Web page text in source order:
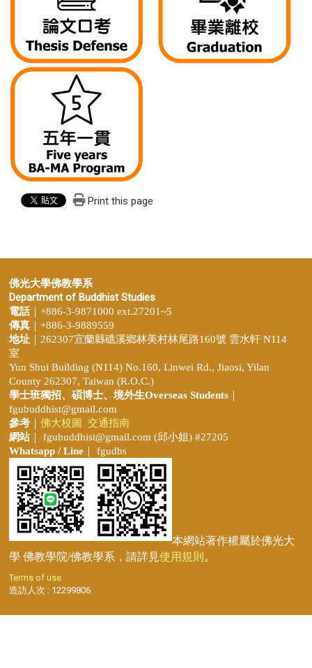
Print this page
佛光大學佛教學系
Department of Buddhist Studies
電話｜+886-3-9871000 ext.27201~5
傳真 ｜+886-3-9889559
地址 ｜262307宜蘭縣礁溪鄉林美村林尾路160號 雲水軒 N114
室
Yun Shui Building (N114) No.160, Linwei Rd., Jiaosi, Yilan
County 262307, Taiwan (R.O.C.)
學士班獨招、 碩博士、境外生Overseas Students
fgubuddhist@gmail.com
參考
佛大校圖
交通指南
網站｜ fgubuddhist@gmail.com (邱小姐) #27205
Whatsapp / Line ｜ fgudbs
本網站著作權屬於佛光大
學 佛教學院/佛教學系，請詳見使用規則 。
Terms of use
造訪人次 : 12299806